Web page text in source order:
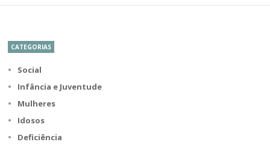
CATEGORIAS
Social
Infância e Juventude
Mulheres
Idosos
Deficiência